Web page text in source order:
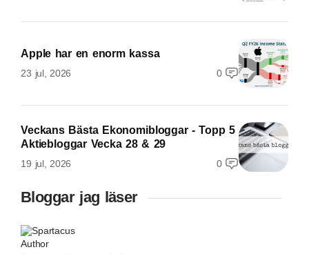
Apple har en enorm kassa
23 jul, 2026 0
Veckans Bästa Ekonomibloggar - Topp 5
Aktiebloggar Vecka 28 & 29
19 jul, 2026 0
Bloggar jag läser
Spartacus